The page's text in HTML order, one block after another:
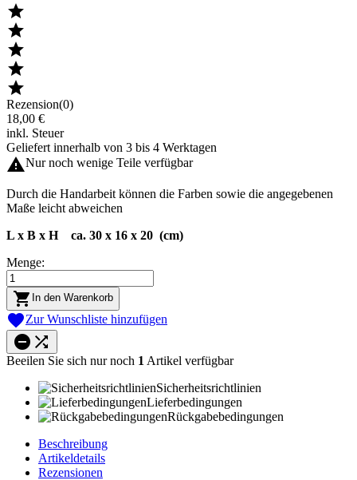





Rezension(0)
18,00 €
inkl. Steuer
Geliefert innerhalb von 3 bis 4 Werktagen
Nur noch wenige Teile verfügbar
Durch die Handarbeit können die Farben sowie die angegebenen
Maße leicht abweichen
L x B x H ca. 30 x 16 x 20 (cm)
Menge:
 In den Warenkorb
Zur Wunschliste hinzufügen
 
Beeilen Sie sich nur noch 1 Artikel verfügbar
Sicherheitsrichtlinien
Lieferbedingungen
Rückgabebedingungen
Beschreibung
Artikeldetails
Rezensionen